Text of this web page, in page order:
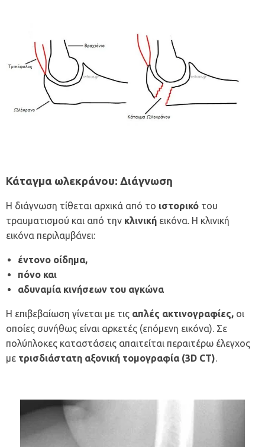
Κάταγμα ωλεκράνου: Διάγνωση
Η διάγνωση τίθεται αρχικά από το ιστορικό του
τραυματισμού και από την κλινική εικόνα. Η κλινική
εικόνα περιλαμβάνει:
έντονο οίδημα,
πόνο και
αδυναμία κινήσεων του αγκώνα
Η επιβεβαίωση γίνεται με τις απλές ακτινογραφίες, οι
οποίες συνήθως είναι αρκετές (επόμενη εικόνα). Σε
πολύπλοκες καταστάσεις απαιτείται περαιτέρω έλεγχος
με τρισδιάστατη αξονική τομογραφία (3D CT).